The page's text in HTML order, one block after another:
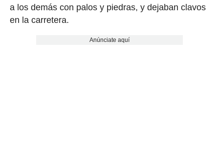
a los demás con palos y piedras, y dejaban clavos
en la carretera.
Anúnciate aquí